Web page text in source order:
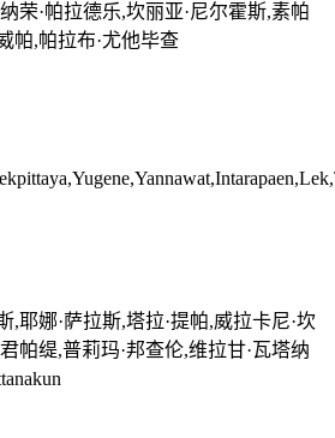
荣·帕拉德乐,坎丽亚·尼尔霍斯,素帕
帕,帕拉布·尤他毕查
,耶娜·萨拉斯,塔拉·提帕,威拉卡尼·坎
帕缇,普莉玛·邦查伦,维拉甘·瓦塔纳